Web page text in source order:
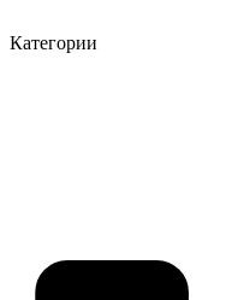
Категории